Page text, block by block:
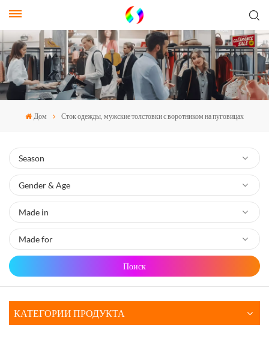
Дом Сток одежды, мужские толстовки с воротником на пуговицах
Поиск
КАТЕГОРИИ ПРОДУКТА